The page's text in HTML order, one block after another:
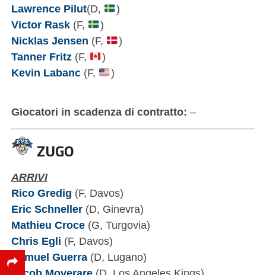
Lawrence Pilut(D,
)
Victor Rask(F,
)
Nicklas Jensen (F,
)
Tanner Fritz(F,
)
Kevin Labanc(F, )
Giocatori in scadenza di contratto: –
ZUGO
ARRIVI
Rico Gredig (F, Davos)
Eric Schneller(D, Ginevra)
Mathieu Croce(G, Turgovia)
Chris Egli (F, Davos)
Samuel Guerra(D, Lugano)